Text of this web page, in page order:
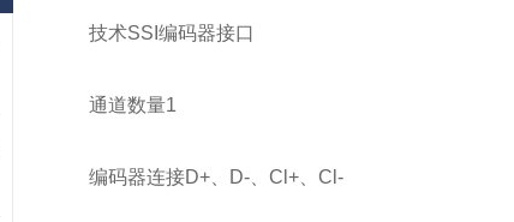
技术SSI编码器接口
通道数量1
编码器连接D+、D-、Cl+、Cl-